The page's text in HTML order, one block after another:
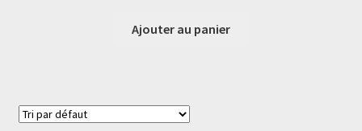
Ajouter au panier